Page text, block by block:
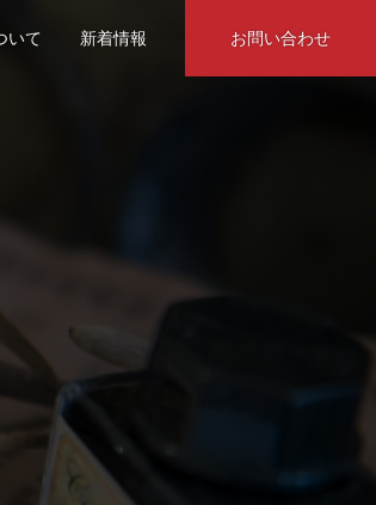
いて 新着情報 お問い合わせ